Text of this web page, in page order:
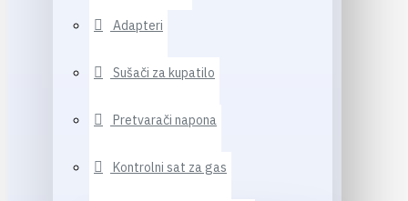
Adapteri
Sušači za kupatilo
Pretvarači napona
Kontrolni sat za gas